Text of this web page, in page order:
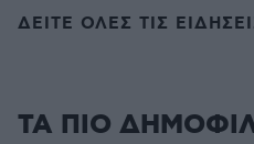
ΔΕΙΤΕ ΟΛΕΣ ΤΙΣ
ΤΑ ΠΙΟ